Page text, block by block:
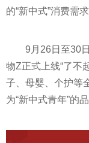
的“新中式”消费需求
9月26日至30
物Z正式上线“了不
子、母婴、个护等
为“新中式青年”的